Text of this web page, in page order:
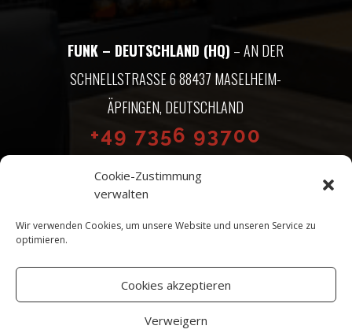
Cookie-Zustimmung
verwalten
Wir verwenden Cookies, um unsere Website und unseren Service zu
optimieren.
Cookies akzeptieren
Verweigern
FUNK – DEUTSCHLAND (HQ) – AN DER
SCHNELLSTRASSE 6 88437 MASELHEIM-Ä
PFINGEN, DEUTSCHLAND
+49 7356 93700
FUNK NORTH AMERICA
48310
(586) 553-9969